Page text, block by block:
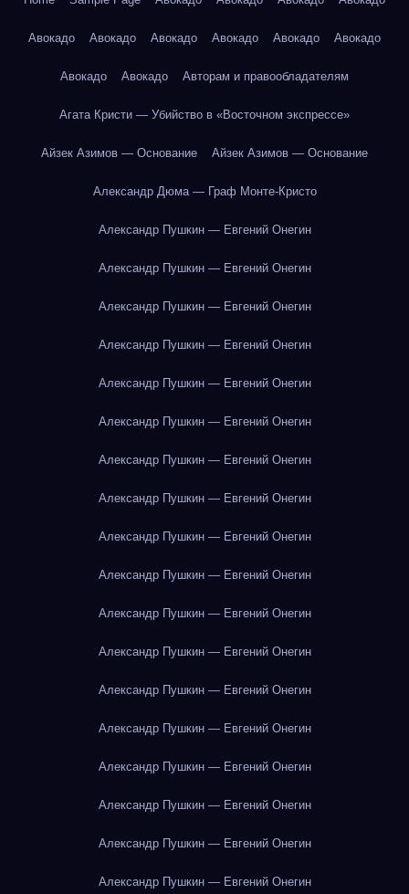
Авокадо Авокадо Авокадо Авокадо Авокадо Авокадо
Авокадо Авокадо Авторам и правообладателям
Агата Кристи — Убийство в «Восточном экспрессе»
Айзек Азимов — Основание Айзек Азимов — Основание
Александр Дюма — Граф Монте-Кристо
Александр Пушкин — Евгений Онегин
Александр Пушкин — Евгений Онегин
Александр Пушкин — Евгений Онегин
Александр Пушкин — Евгений Онегин
Александр Пушкин — Евгений Онегин
Александр Пушкин — Евгений Онегин
Александр Пушкин — Евгений Онегин
Александр Пушкин — Евгений Онегин
Александр Пушкин — Евгений Онегин
Александр Пушкин — Евгений Онегин
Александр Пушкин — Евгений Онегин
Александр Пушкин — Евгений Онегин
Александр Пушкин — Евгений Онегин
Александр Пушкин — Евгений Онегин
Александр Пушкин — Евгений Онегин
Александр Пушкин — Евгений Онегин
Александр Пушкин — Евгений Онегин
Александр Пушкин — Евгений Онегин